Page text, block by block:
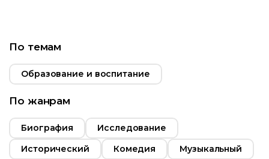
По темам
Образование и воспитание
По жанрам
Биография
Исследование
Исторический
Комедия
Музыкальный